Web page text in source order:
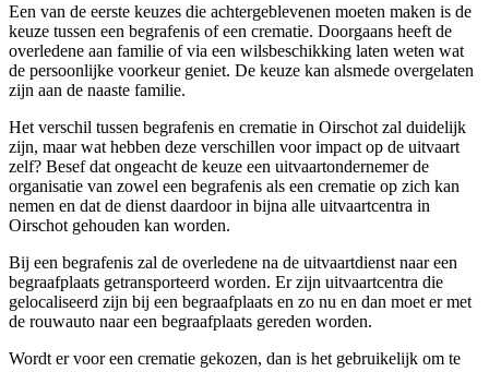
Een van de eerste keuzes die achtergeblevenen moeten maken is de
keuze tussen een begrafenis of een crematie. Doorgaans heeft de
overledene aan familie of via een wilsbeschikking laten weten wat
de persoonlijke voorkeur geniet. De keuze kan alsmede overgelaten
zijn aan de naaste familie.
Het verschil tussen begrafenis en crematie in Oirschot zal duidelijk
zijn, maar wat hebben deze verschillen voor impact op de uitvaart
zelf? Besef dat ongeacht de keuze een uitvaartondernemer de
organisatie van zowel een begrafenis als een crematie op zich kan
nemen en dat de dienst daardoor in bijna alle uitvaartcentra in
Oirschot gehouden kan worden.
Bij een begrafenis zal de overledene na de uitvaartdienst naar een
begraafplaats getransporteerd worden. Er zijn uitvaartcentra die
gelocaliseerd zijn bij een begraafplaats en zo nu en dan moet er met
de rouwauto naar een begraafplaats gereden worden.
Wordt er voor een crematie gekozen, dan is het gebruikelijk om te